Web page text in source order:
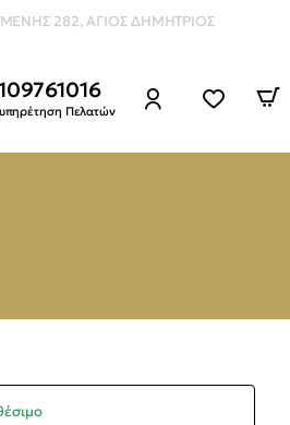
282, ΆΓΙΟΣ ΔΗΜΉΤΡΙΟΣ
Πελατών